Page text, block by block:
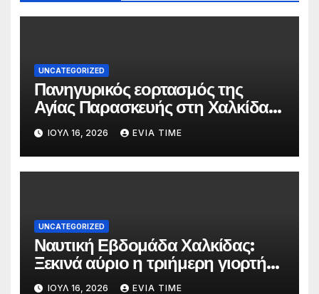
UNCATEGORIZED
Πανηγυρικός εορτασμός της
Αγίας Παρασκευής στη Χαλκίδα
τις 25 και 26 Ιουλίου
ΙΟΎΛ 16, 2026 EVIA TIME
UNCATEGORIZED
Ναυτική Εβδομάδα Χαλκίδας:
Ξεκινά αύριο η τριήμερη γιορτή
στο όνομα της Αγίας Παρασκευής
ΙΟΎΛ 16, 2026 EVIA TIME